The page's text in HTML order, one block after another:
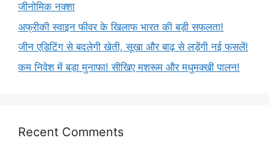
जीनोमिक नक्शा
अफ्रीकी स्वाइन फीवर के खिलाफ भारत की बड़ी सफलता!
जीन एडिटिंग से बदलेगी खेती, सूखा और बाढ़ से लड़ेंगी नई फसलें!
कम निवेश में बड़ा मुनाफा! सीखिए मशरूम और मधुमक्खी पालन!
Recent Comments